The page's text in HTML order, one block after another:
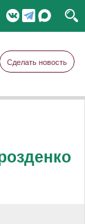
Сделать новость